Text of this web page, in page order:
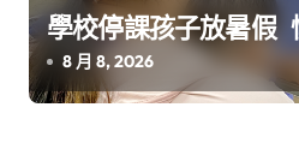
學校停課孩子放暑假
8 月 8, 2026